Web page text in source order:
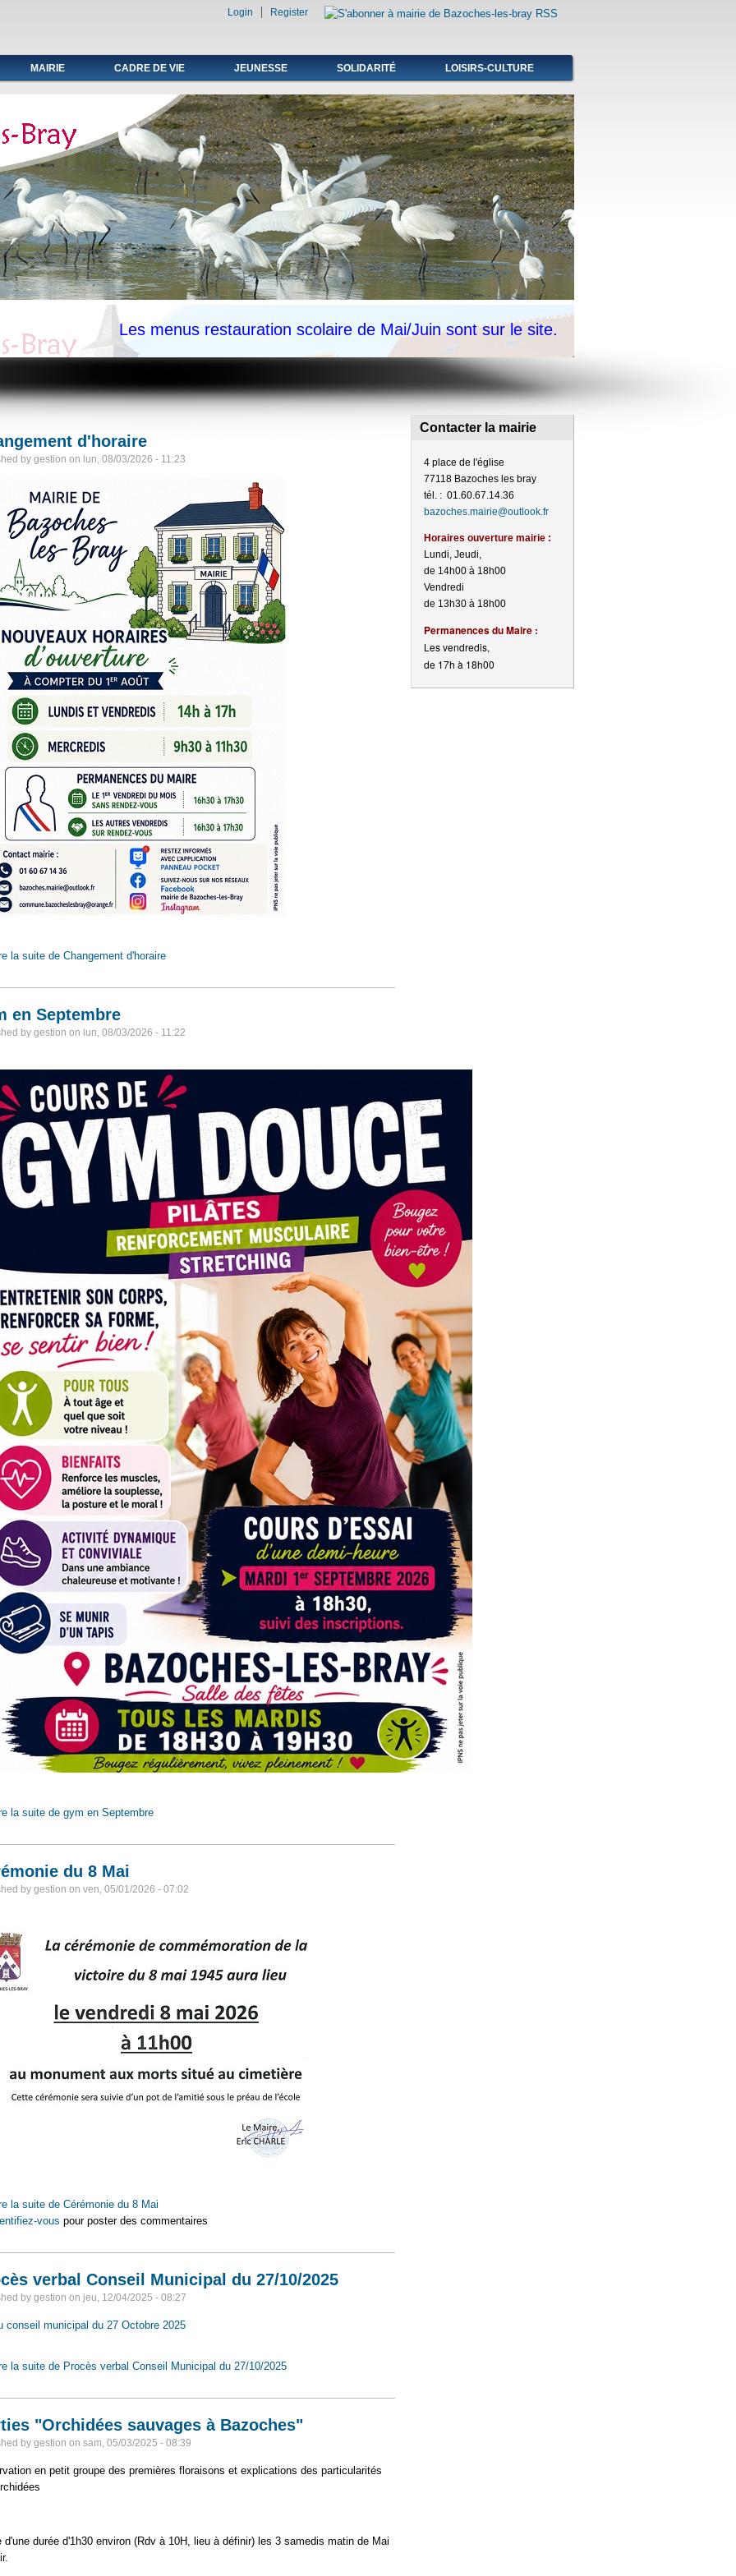
Login Register
du 19 au avril 2021
MAIRIE CADRE DE VIE JEUNESSE SOLIDARITÉ LOISIRS-CULTURE
Les menus restauration scolaire de Mai/Juin sont sur le site.
d'horaire
by gestion on lun, 08/03/2026 - 11:23
la suitede Changement d'horaire
en Septembre
by gestion on lun, 08/03/2026 - 11:22
la suitede gym en Septembre
du 8 Mai
by gestion on ven, 05/01/2026 - 07:02
la suitede Cérémonie du 8 Mai
vous pour poster des commentaires
verbal Conseil Municipal du 27/10/2025
by gestion on jeu, 12/04/2025 - 08:27
conseil municipal du 27 Octobre 2025
la suitede Procès verbal Conseil Municipal du 27/10/2025
"Orchidées sauvages à Bazoches"
by gestion on sam, 05/03/2025 - 08:39
en petit groupe des premières floraisons et explications des particularités
d'une durée d'1h30 environ (Rdv à 10H, lieu à définir) les 3 samedis matin de Mai
Contacter la mairie
4 place de l'église
77118 Bazoches les bray
tél. : 01.60.67.14.36
bazoches.mairie@outlook.fr
Horaires ouverture mairie :
Lundi, Jeudi,
de 14h00 à 18h00
Vendredi
de 13h30 à 18h00
Permanences du Maire :
Les vendredis,
de 17h à 18h00